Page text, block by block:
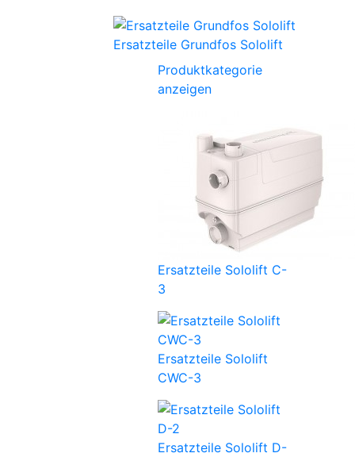
Ersatzteile Grundfos Sololift
Produktkategorie
anzeigen
Ersatzteile Sololift C-
3
Ersatzteile Sololift
CWC-3
Ersatzteile Sololift D-